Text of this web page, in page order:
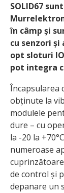
SOLID67
în câmp și
cu senzori
opt sloturi
pot integra
Încapsularea
obținute la
modulele
dure – cu
la -20 la
numeroase
de control și
depanare un